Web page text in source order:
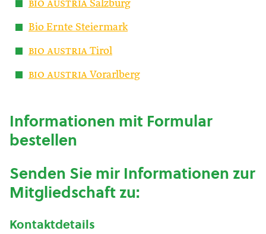
bio austria Salzburg
Bio Ernte Steiermark
bio austria Tirol
bio austria Vorarlberg
Informationen mit Formular
bestellen
Senden Sie mir Informationen zur
Mitgliedschaft zu:
Kontaktdetails